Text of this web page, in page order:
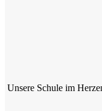
Unsere Schule im